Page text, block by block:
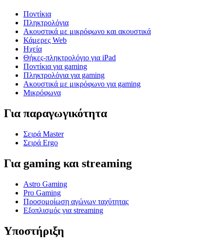
Ποντίκια
Πληκτρολόγια
Ακουστικά με μικρόφωνο και ακουστικά
Κάμερες Web
Ηχεία
Θήκες-πληκτρολόγιο για iPad
Ποντίκια για gaming
Πληκτρολόγια για gaming
Ακουστικά με μικρόφωνο για gaming
Μικρόφωνα
Για παραγωγικότητα
Σειρά Master
Σειρά Ergo
Για gaming και streaming
Astro Gaming
Pro Gaming
Προσομοίωση αγώνων ταχύτητας
Εξοπλισμός για streaming
Υποστήριξη